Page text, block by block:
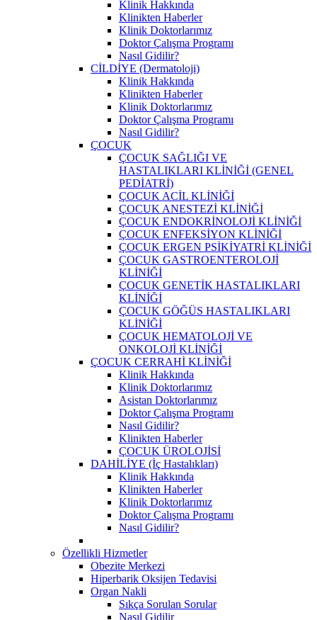
Klinik Hakkında
Klinikten Haberler
Klinik Doktorlarımız
Doktor Çalışma Programı
Nasıl Gidilir?
CİLDİYE (Dermatoloji)
Klinik Hakkında
Klinikten Haberler
Klinik Doktorlarımız
Doktor Çalışma Programı
Nasıl Gidilir?
ÇOCUK
ÇOCUK SAĞLIĞI VE
HASTALIKLARI KLİNİĞİ (GENEL
PEDİATRİ)
ÇOCUK ACİL KLİNİĞİ
ÇOCUK ANESTEZİ KLİNİĞİ
ÇOCUK ENDOKRİNOLOJİ KLİNİĞİ
ÇOCUK ENFEKSİYON KLİNİĞİ
ÇOCUK ERGEN PSİKİYATRİ KLİNİĞİ
ÇOCUK GASTROENTEROLOJİ
KLİNİĞİ
ÇOCUK GENETİK HASTALIKLARI
KLİNİĞİ
ÇOCUK GÖĞÜS HASTALIKLARI
KLİNİĞİ
ÇOCUK HEMATOLOJİ VE
ONKOLOJİ KLİNİĞİ
ÇOCUK CERRAHİ KLİNİĞİ
Klinik Hakkında
Klinik Doktorlarımız
Asistan Doktorlarımız
Doktor Çalışma Programı
Nasıl Gidilir?
Klinikten Haberler
ÇOCUK ÜROLOJİSİ
DAHİLİYE (İç Hastalıkları)
Klinik Hakkında
Klinikten Haberler
Klinik Doktorlarımız
Doktor Çalışma Programı
Nasıl Gidilir?
Özellikli Hizmetler
Obezite Merkezi
Hiperbarik Oksijen Tedavisi
Organ Nakli
Sıkça Sorulan Sorular
Nasıl Gidilir